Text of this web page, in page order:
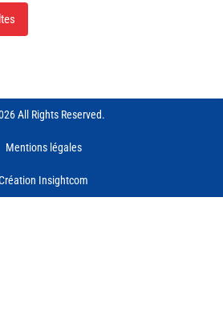
All Rights Reserved.
Mentions légales
Insightcom